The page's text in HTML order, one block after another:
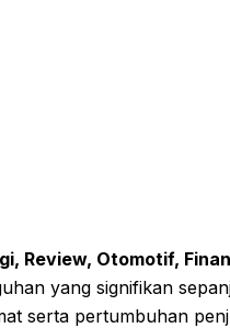
Review, Otomotif,
yang signifikan
serta pertumbuhan